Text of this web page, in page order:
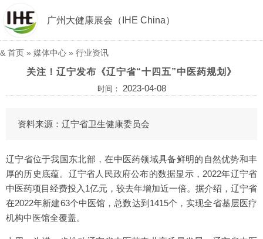
广州大健康展会（IHE China）
& 首页 » 媒体中心 » 行业资讯
关注！辽宁发布《辽宁省“十四五”中医药规划》
时间： 2023-04-08
资料来源：辽宁省卫生健康委员会
辽宁省位于我国东北部，在中医药领域具备鲜明的自然优势和丰
厚的历史底蕴。辽宁省人民政府公布的数据显示，2022年辽宁省
中医药项目经费投入1亿元，较去年增加近一倍。据介绍，辽宁省
在2022年新建63个中医馆，总数达到1415个，实现全省基层医疗
机构中医馆全覆盖。